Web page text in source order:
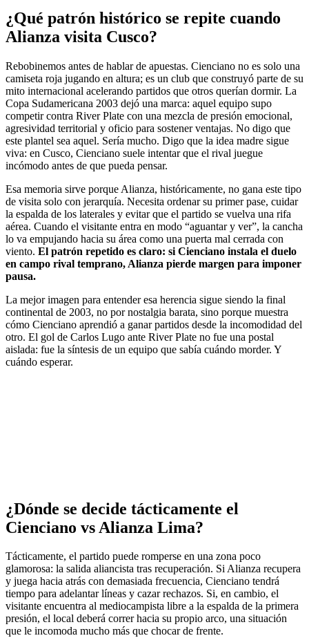
¿Qué patrón histórico se repite cuando
Alianza visita Cusco?
Rebobinemos antes de hablar de apuestas. Cienciano no es solo una
camiseta roja jugando en altura; es un club que construyó parte de su
mito internacional acelerando partidos que otros querían dormir. La
Copa Sudamericana 2003 dejó una marca: aquel equipo supo
competir contra River Plate con una mezcla de presión emocional,
agresividad territorial y oficio para sostener ventajas. No digo que
este plantel sea aquel. Sería mucho. Digo que la idea madre sigue
viva: en Cusco, Cienciano suele intentar que el rival juegue
incómodo antes de que pueda pensar.
Esa memoria sirve porque Alianza, históricamente, no gana este tipo
de visita solo con jerarquía. Necesita ordenar su primer pase, cuidar
la espalda de los laterales y evitar que el partido se vuelva una rifa
aérea. Cuando el visitante entra en modo “aguantar y ver”, la cancha
lo va empujando hacia su área como una puerta mal cerrada con
viento. El patrón repetido es claro: si Cienciano instala el duelo
en campo rival temprano, Alianza pierde margen para imponer
pausa.
La mejor imagen para entender esa herencia sigue siendo la final
continental de 2003, no por nostalgia barata, sino porque muestra
cómo Cienciano aprendió a ganar partidos desde la incomodidad del
otro. El gol de Carlos Lugo ante River Plate no fue una postal
aislada: fue la síntesis de un equipo que sabía cuándo morder. Y
cuándo esperar.
¿Dónde se decide tácticamente el
Cienciano vs Alianza Lima?
Tácticamente, el partido puede romperse en una zona poco
glamorosa: la salida aliancista tras recuperación. Si Alianza recupera
y juega hacia atrás con demasiada frecuencia, Cienciano tendrá
tiempo para adelantar líneas y cazar rechazos. Si, en cambio, el
visitante encuentra al mediocampista libre a la espalda de la primera
presión, el local deberá correr hacia su propio arco, una situación
que le incomoda mucho más que chocar de frente.